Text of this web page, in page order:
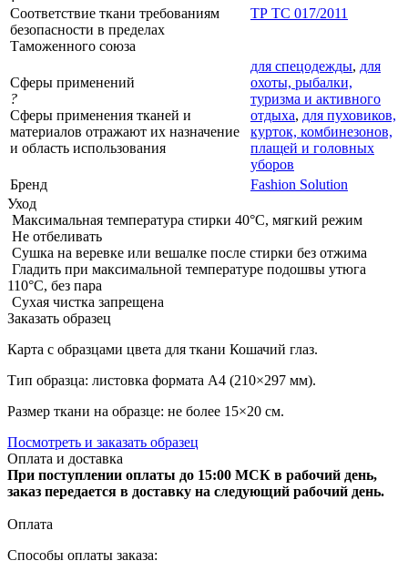
Соответствие ткани требованиям
безопасности в пределах
Таможенного союза
ТР ТС 017/2011
Сферы применений
?
Сферы применения тканей и
материалов отражают их назначение
и область использования
для спецодежды, для
охоты, рыбалки,
туризма и активного
отдыха, для пуховиков,
курток, комбинезонов,
плащей и головных
уборов
Бренд
Fashion Solution
Уход
Максимальная температура стирки 40°C, мягкий режим
Не отбеливать
Сушка на веревке или вешалке после стирки без отжима
Гладить при максимальной температуре подошвы утюга
110°C, без пара
Сухая чистка запрещена
Заказать образец
Карта с образцами цвета для ткани Кошачий глаз.
Тип образца: листовка формата А4 (210×297 мм).
Размер ткани на образце: не более 15×20 см.
Посмотреть и заказать образец
Оплата и доставка
При поступлении оплаты до 15:00 МСК в рабочий день,
заказ передается в доставку на следующий рабочий день.
Оплата
Способы оплаты заказа: